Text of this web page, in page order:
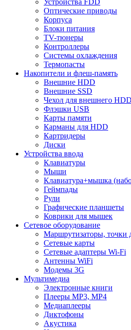
Устройства FDD
Оптические приводы
Корпуса
Блоки питания
TV-тюнеры
Контроллеры
Системы охлаждения
Термопасты
Накопители и флеш-память
Внешние HDD
Внешние SSD
Чехол для внешнего HDD
Флэшки USB
Карты памяти
Карманы для HDD
Картридеры
Диски
Устройства ввода
Клавиатуры
Мыши
Клавиатура+мышка
Геймпады
Рули
Графические планшеты
Коврики для мышек
Сетевое оборудование
Маршрутизаторы, точки
Сетевые карты
Сетевые адаптеры Wi-Fi
Антенны WiFi
Модемы 3G
Мультимедиа
Электронные книги
Плееры MP3, MP4
Медиаплееры
Диктофоны
Акустика